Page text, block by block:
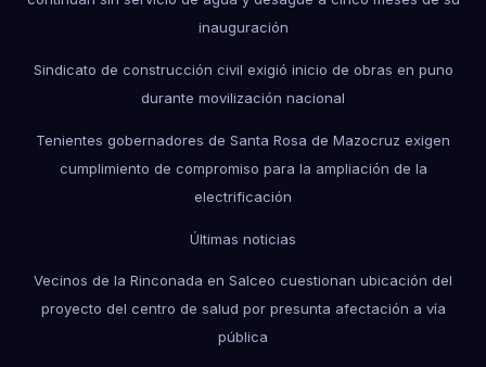
inauguración
Sindicato de construcción civil exigió inicio de obras en puno
durante movilización nacional
Tenientes gobernadores de Santa Rosa de Mazocruz exigen
cumplimiento de compromiso para la ampliación de la
electrificación
Últimas noticias
Vecinos de la Rinconada en Salceo cuestionan ubicación del
proyecto del centro de salud por presunta afectación a vía
pública